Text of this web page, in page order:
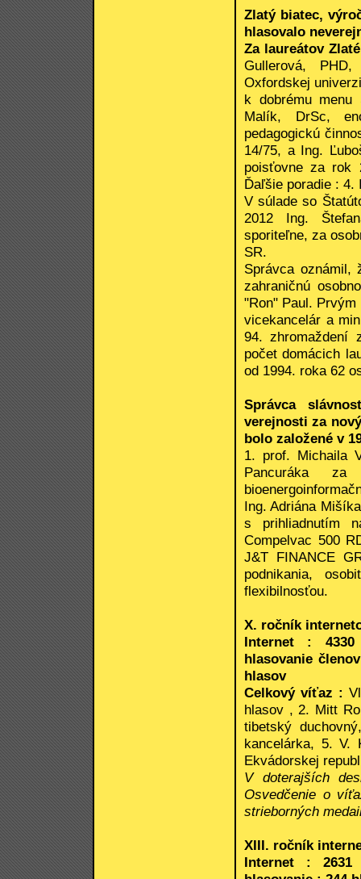
Zlatý biatec,
hlasovalo
Za laureátov
Gullerová,
Oxfordskej
k dobrému menu
Malík, DrSc,
pedagogickú
14/75, a Ing.
poisťovne za rok
Ďaľšie poradie :
V súlade so
2012 Ing.
sporiteľne, za
SR.
Správca oznámil,
zahraničnú
"Ron" Paul.
vicekancelár a
94. zhromaždení
počet domácich
od 1994. roka 62
Správca
verejnosti za
bolo založené v
1. prof. Michaila
Pancuráka
Ing. Adriána
s prihliadnutím
Compelvac 500
J&T FINANCE
podnikania,
flexibilnosťou.
X. ročník
Internet : 4330
hlasovanie
hlasov
Celkový víťaz :
hlasov , 2. Mitt
tibetský
kancelárka, 5. V.
Ekvádorskej
V doterajších
Osvedčenie o
strieborných
XIII. ročník
Internet : 2631